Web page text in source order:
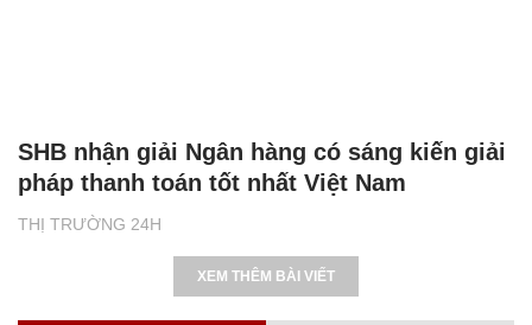
THỊ TRƯỜNG 24H
SHB nhận giải Ngân hàng có sáng kiến giải
pháp thanh toán tốt nhất Việt Nam
XEM THÊM BÀI VIẾT